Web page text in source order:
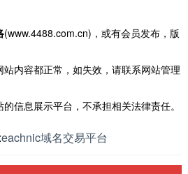
(www.4488.com.cn)，或有会员发布，版
内容都正常，如失效，请联系网站管理
信息展示平台，不承担相关法律责任。
eachnic域名交易平台